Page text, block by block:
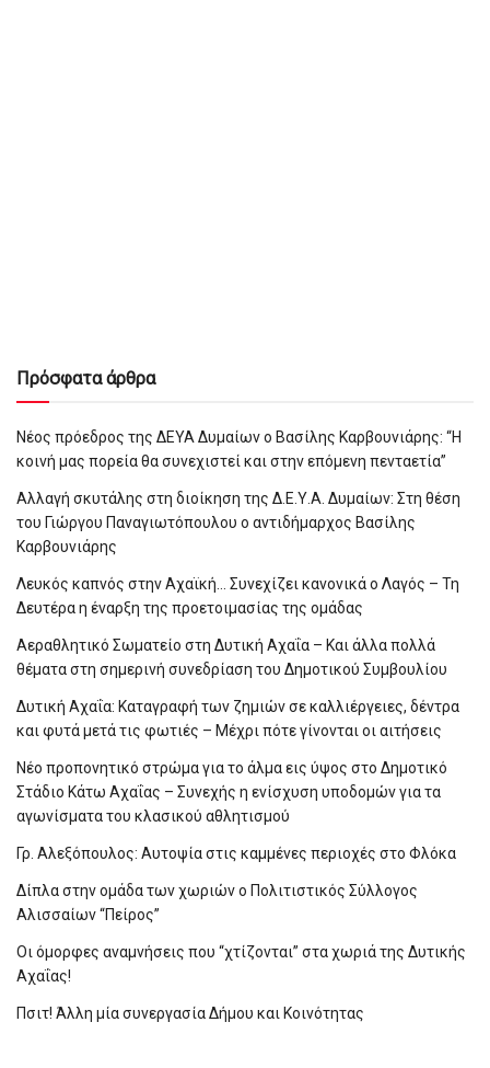
Πρόσφατα άρθρα
Νέος πρόεδρος της ΔΕΥΑ Δυμαίων ο Βασίλης Καρβουνιάρης: “Η
κοινή μας πορεία θα συνεχιστεί και στην επόμενη πενταετία”
Αλλαγή σκυτάλης στη διοίκηση της Δ.Ε.Υ.Α. Δυμαίων: Στη θέση
του Γιώργου Παναγιωτόπουλου ο αντιδήμαρχος Βασίλης
Καρβουνιάρης
Λευκός καπνός στην Αχαϊκή… Συνεχίζει κανονικά ο Λαγός – Τη
Δευτέρα η έναρξη της προετοιμασίας της ομάδας
Αεραθλητικό Σωματείο στη Δυτική Αχαΐα – Και άλλα πολλά
θέματα στη σημερινή συνεδρίαση του Δημοτικού Συμβουλίου
Δυτική Αχαΐα: Καταγραφή των ζημιών σε καλλιέργειες, δέντρα
και φυτά μετά τις φωτιές – Μέχρι πότε γίνονται οι αιτήσεις
Νέο προπονητικό στρώμα για το άλμα εις ύψος στο Δημοτικό
Στάδιο Κάτω Αχαΐας – Συνεχής η ενίσχυση υποδομών για τα
αγωνίσματα του κλασικού αθλητισμού
Γρ. Αλεξόπουλος: Αυτοψία στις καμμένες περιοχές στο Φλόκα
Δίπλα στην ομάδα των χωριών ο Πολιτιστικός Σύλλογος
Αλισσαίων “Πείρος”
Οι όμορφες αναμνήσεις που “χτίζονται” στα χωριά της Δυτικής
Αχαΐας!
Πσιτ! Άλλη μία συνεργασία Δήμου και Κοινότητας